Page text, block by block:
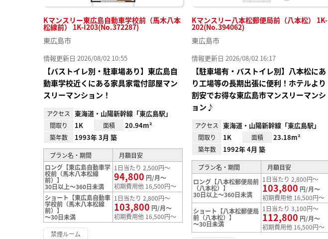
Kマンスリー東広島自動車学校前（馬木八本
松線前） 1K-I203(No.372287)
東広島市
情報更新日 2026/08/02 10:55
【バストイレ別・駐車場あり】東広島自
動車学校近くにある家具家電付部屋マン
スリーマンション！
アクセス 東海道・山陽新幹線「東広島駅」
間取り 1K 面積 20.94m²
築年数 1993年 3月 築
プラン名・期間
月額目安
ロング【東広島自動車学
校前（馬木八本松線
前）】
30日以上～360日未満
1日当たり 2,500円～
94,800 円/月～
初期費用他 16,500円～
ショート【東広島自動車
学校前（馬木八本松線
前）】
～30日未満
1日当たり 2,800円～
103,800 円/月～
初期費用他 16,500円～
禁煙ルーム
Kマンスリー八本松郵便局前（八本松） 1K-
202(No.394062)
東広島市
情報更新日 2026/08/02 16:17
【駐車場有・バストイレ別】八本松にあ
り工場等の長期出張に便利！ホテルより
割安でお得な東広島市マンスリーマンシ
ョン♪
アクセス 東海道・山陽新幹線「東広島駅」
間取り 1K 面積 23.18m²
築年数 1992年 4月 築
プラン名・期間
月額目安
ロング【八本松郵便局前
（八本松）】
30日以上～360日未満
1日当たり 2,800円～
103,800 円/月～
初期費用他 16,500円～
ショート【八本松郵便局
前（八本松）】
～30日未満
1日当たり 3,100円～
112,800 円/月～
初期費用他 16,500円～